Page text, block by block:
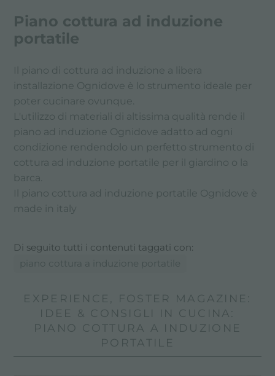
Piano cottura ad induzione
portatile
Il piano di cottura ad induzione a libera
installazione Ognidove è lo strumento ideale per
poter cucinare ovunque.
L'utilizzo di materiali di altissima qualità rende il
piano ad induzione Ognidove adatto ad ogni
condizione rendendolo un perfetto strumento di
cottura ad induzione portatile per il giardino o la
barca.
Il piano cottura ad induzione portatile Ognidove è
made in italy
Di seguito tutti i contenuti taggati con:
piano cottura a induzione portatile
EXPERIENCE, FOSTER MAGAZINE:
IDEE & CONSIGLI IN CUCINA:
PIANO COTTURA A INDUZIONE
PORTATILE